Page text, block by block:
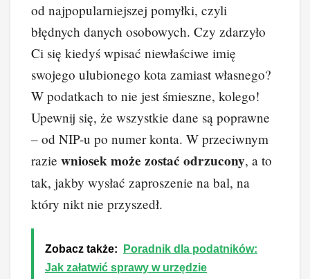
od najpopularniejszej pomyłki, czyli
błędnych danych osobowych. Czy zdarzyło
Ci się kiedyś wpisać niewłaściwe imię
swojego ulubionego kota zamiast własnego?
W podatkach to nie jest śmieszne, kolego!
Upewnij się, że wszystkie dane są poprawne
– od NIP-u po numer konta. W przeciwnym
razie wniosek może zostać odrzucony, a to
tak, jakby wysłać zaproszenie na bal, na
który nikt nie przyszedł.
Zobacz także:
Poradnik dla podatników:
Jak załatwić sprawy w urzędzie